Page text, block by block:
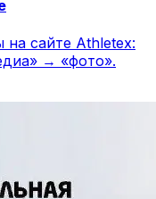
на сайте Athletex:
→ «фото».